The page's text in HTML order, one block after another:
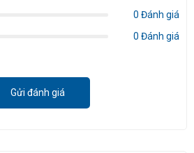
0 Đánh giá
0 Đánh giá
Gửi đánh giá